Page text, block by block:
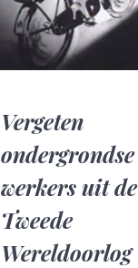
Vergeten
ondergrondse
werkers uit de
Tweede
Wereldoorlog